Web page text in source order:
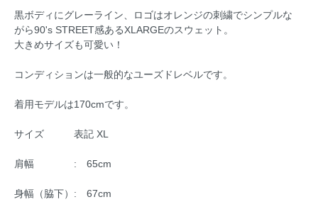
黒ボディにグレーライン、ロゴはオレンジの刺繍でシンプルな
がら90's STREET感あるXLARGEのスウェット。
大きめサイズも可愛い！
コンディションは一般的なユーズドレベルです。
着用モデルは170cmです。
サイズ 表記 XL
肩幅 : 65cm
身幅（脇下）: 67cm